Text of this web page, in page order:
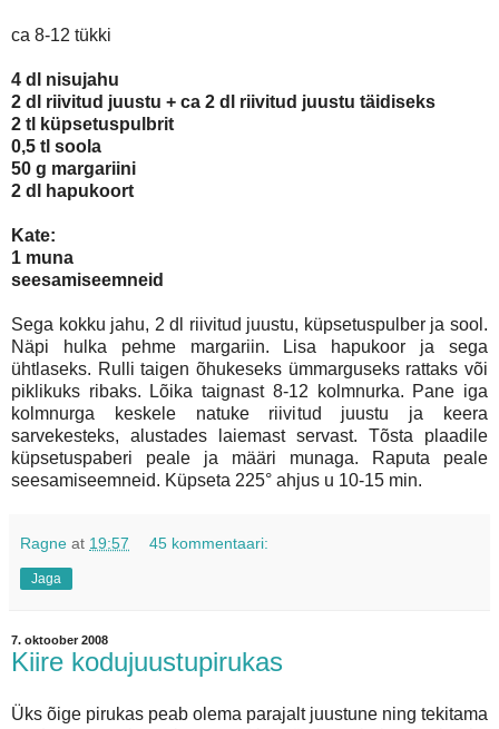
ca 8-12 tükki
4 dl nisujahu
2 dl riivitud juustu + ca 2 dl riivitud juustu täidiseks
2 tl küpsetuspulbrit
0,5 tl soola
50 g margariini
2 dl hapukoort
Kate:
1 muna
seesamiseemneid
Sega kokku jahu, 2 dl riivitud juustu, küpsetuspulber ja sool.
Näpi hulka pehme margariin. Lisa hapukoor ja sega
ühtlaseks. Rulli taigen õhukeseks ümmarguseks rattaks või
piklikuks ribaks. Lõika taignast 8-12 kolmnurka. Pane iga
kolmnurga keskele natuke riivitud juustu ja keera
sarvekesteks, alustades laiemast servast. Tõsta plaadile
küpsetuspaberi peale ja määri munaga. Raputa peale
seesamiseemneid. Küpseta 225° ahjus u 10-15 min.
Ragne at 19:57 45 kommentaari:
Jaga
7. oktoober 2008
Kiire kodujuustupirukas
Üks õige pirukas peab olema parajalt juustune ning tekitama